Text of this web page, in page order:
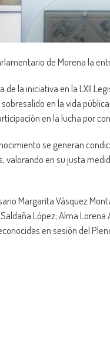
de Morena la
la iniciativa en la LXII
en la vida
en la lucha por
se generan
valorando en su justa
Margarita Vásquez
López; Alma
en sesión del